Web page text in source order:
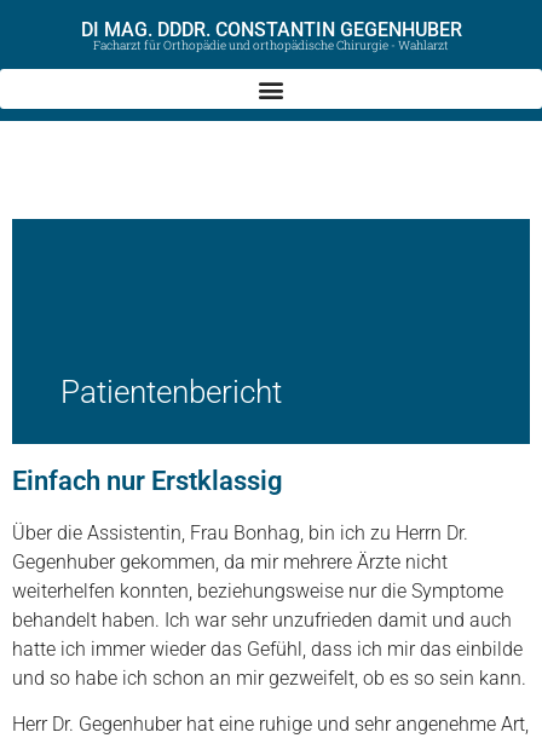
DI MAG. DDDR. CONSTANTIN GEGENHUBER
Facharzt für Orthopädie und orthopädische Chirurgie - Wahlarzt
Patientenbericht
Einfach nur Erstklassig
Über die Assistentin, Frau Bonhag, bin ich zu Herrn Dr.
Gegenhuber gekommen, da mir mehrere Ärzte nicht
weiterhelfen konnten, beziehungsweise nur die Symptome
behandelt haben. Ich war sehr unzufrieden damit und auch
hatte ich immer wieder das Gefühl, dass ich mir das einbilde
und so habe ich schon an mir gezweifelt, ob es so sein kann.
Herr Dr. Gegenhuber hat eine ruhige und sehr angenehme Art,